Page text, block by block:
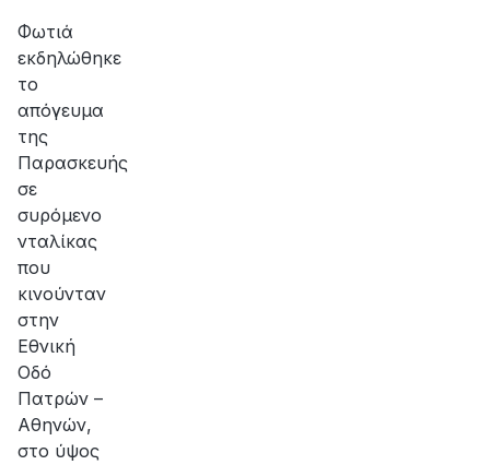
Φωτιά
εκδηλώθηκε
το
απόγευμα
της
Παρασκευής
σε
συρόμενο
νταλίκας
που
κινούνταν
στην
Εθνική
Οδό
Πατρών –
Αθηνών,
στο ύψος